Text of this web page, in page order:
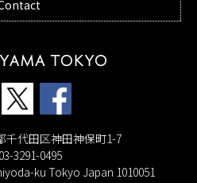
千代田区神田神保町1-7
3291-0495
ku Tokyo Japan 1010051